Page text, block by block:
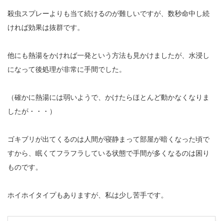
殺虫スプレーよりも当て続けるのが難しいですが、数秒命中し続
ければ効果は抜群です。
他にも熱湯をかければ一発という方法も見かけましたが、水浸し
になって後処理が非常に手間でした。
（確かに熱湯には弱いようで、かけたらほとんど動かなくなりま
したが・・・）
ゴキブリが出てくるのは人間が寝静まって部屋が暗くなった頃で
すから、眠くてフラフラしている状態で手間が多くなるのは困り
ものです。
ホイホイタイプもありますが、私は少し苦手です。